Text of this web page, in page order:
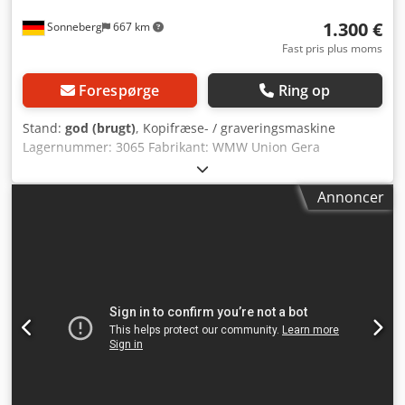
Sonneberg 667 km 1.300 €
Fast pris plus moms
Forespørge Ring op
Stand: god (brugt), Kopifræse- / graveringsmaskine
Lagernummer: 3065 Fabrikant: WMW Union Gera
Maskinnummer: 11020 Type / Model: FG 250x500-200
Vandringer x-y-z: 280 - 200 - 315 mm Skabelonbord /
Arbejdsbord: 380 x 380 // 500 x 250 mm Djdpfx Aieygcnps
Annoncer